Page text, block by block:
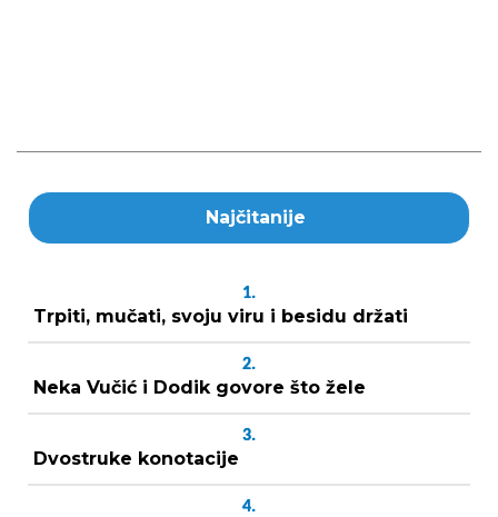
Najčitanije
1.
Trpiti, mučati, svoju viru i besidu držati
2.
Neka Vučić i Dodik govore što žele
3.
Dvostruke konotacije
4.